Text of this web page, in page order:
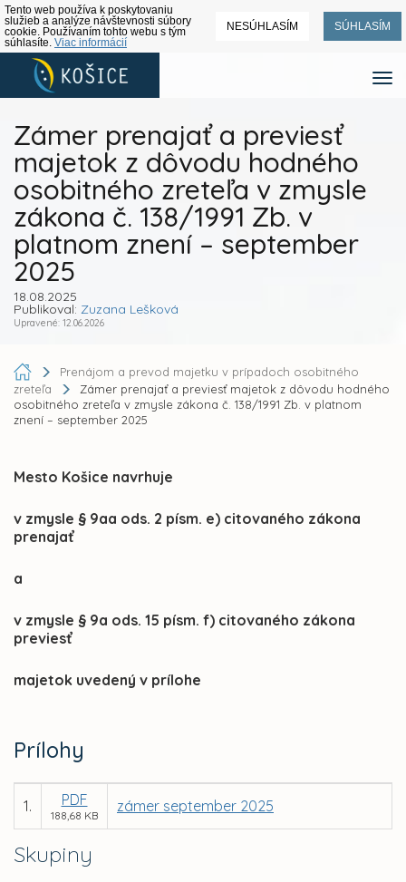
Tento web používa k poskytovaniu
služieb a analýze návštevnosti súbory
cookie. Používaním tohto webu s tým
súhlasíte. Viac informácií
NESÚHLASÍM SÚHLASÍM
Zámer prenajať a previesť
majetok z dôvodu hodného
osobitného zreteľa v zmysle
zákona č. 138/1991 Zb. v
platnom znení – september
2025
18.08.2025
Publikoval: Zuzana Lešková
Upravené: 12.06.2026
Skupiny
Prenájom a prevod majetku v prípadoch osobitného
zreteľa
Zámer prenajať a previesť majetok z dôvodu hodného
osobitného zreteľa v zmysle zákona č. 138/1991 Zb. v platnom
znení – september 2025
Mesto Košice navrhuje
v zmysle § 9aa ods. 2 písm. e) citovaného zákona
prenajať
a
v zmysle § 9a ods. 15 písm. f) citovaného zákona
previesť
majetok uvedený v prílohe
Prílohy
1. PDF
188,68 KB
zámer september 2025